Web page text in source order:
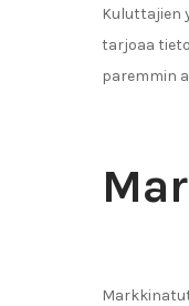
Kuluttajien
tarjoaa
paremmin